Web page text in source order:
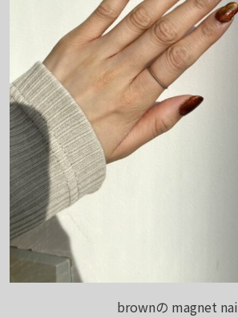
brownの magnet